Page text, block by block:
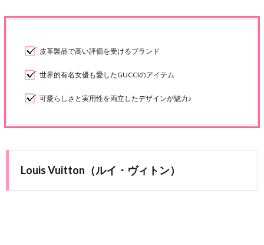
皮革製品で高い評価を受けるブランド
世界的有名女優も愛したGUCCIのアイテム
可愛らしさと実用性を両立したデザインが魅力♪
Louis Vuitton（ルイ・ヴィトン）